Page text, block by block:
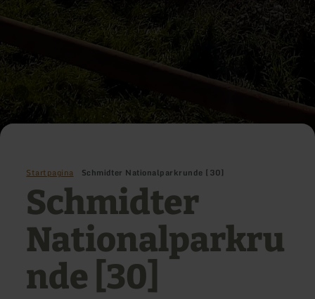
Startpagina Schmidter Nationalparkrunde [30]
Schmidter
Nationalparkru
nde [30]